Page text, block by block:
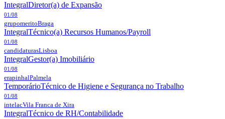
IntegralDiretor(a) de Expansão
01/08
grupomeritoBraga
IntegralTécnico(a) Recursos Humanos/Payroll
01/08
candidaturasLisboa
IntegralGestor(a) Imobiliário
01/08
erapinhalPalmela
TemporárioTécnico de Higiene e Segurança no Trabalho
01/08
intelacVila Franca de Xira
IntegralTécnico de RH/Contabilidade